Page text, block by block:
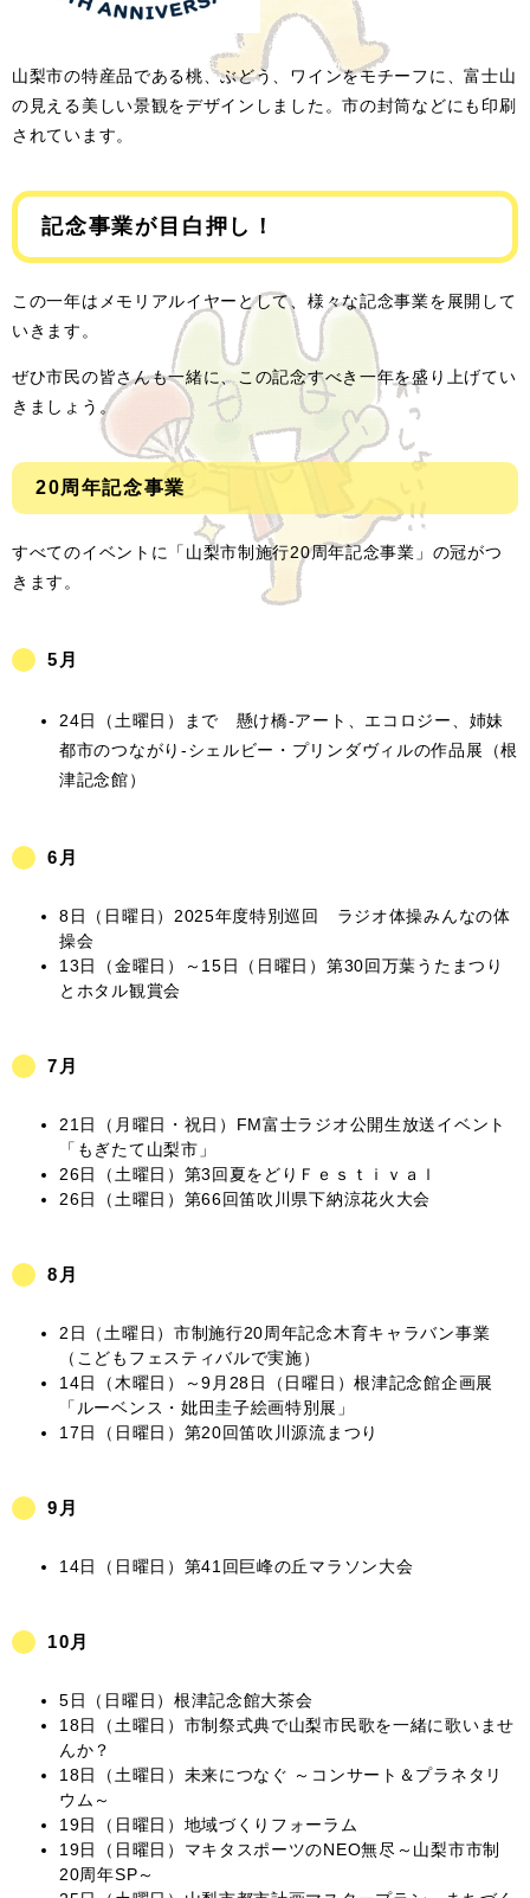
山梨市の特産品である桃、ぶどう、ワインをモチーフに、富士山
の見える美しい景観をデザインしました。市の封筒などにも印刷
されています。
記念事業が目白押し！
この一年はメモリアルイヤーとして、様々な記念事業を展開して
いきます。
ぜひ市民の皆さんも一緒に、この記念すべき一年を盛り上げてい
きましょう。
20周年記念事業
すべてのイベントに「山梨市制施行20周年記念事業」の冠がつ
きます。
5月
24日（土曜日）まで 懸け橋-アート、エコロジー、姉妹
都市のつながり-シェルビー・プリンダヴィルの作品展（根
津記念館）
6月
8日（日曜日）2025年度特別巡回 ラジオ体操みんなの体
操会
13日（金曜日）～15日（日曜日）第30回万葉うたまつり
とホタル観賞会
7月
21日（月曜日・祝日）FM富士ラジオ公開生放送イベント
「もぎたて山梨市」
26日（土曜日）第3回夏をどりＦｅｓｔｉｖａｌ
26日（土曜日）第66回笛吹川県下納涼花火大会
8月
2日（土曜日）市制施行20周年記念木育キャラバン事業
（こどもフェスティバルで実施）
14日（木曜日）～9月28日（日曜日）根津記念館企画展
「ルーベンス・妣田圭子絵画特別展」
17日（日曜日）第20回笛吹川源流まつり
9月
14日（日曜日）第41回巨峰の丘マラソン大会
10月
5日（日曜日）根津記念館大茶会
18日（土曜日）市制祭式典で山梨市民歌を一緒に歌いませ
んか？
18日（土曜日）未来につなぐ ～コンサート＆プラネタリ
ウム～
19日（日曜日）地域づくりフォーラム
19日（日曜日）マキタスポーツのNEO無尽～山梨市市制
20周年SP～